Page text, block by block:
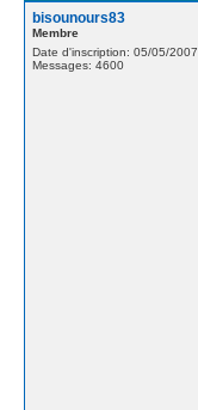
bisounours83
Membre
Date d'inscription: 05/05/2007
Messages: 4600